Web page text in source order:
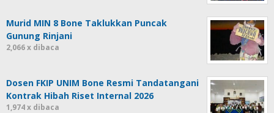
Murid MIN 8 Bone Taklukkan Puncak
Gunung Rinjani
2,066 x dibaca
Dosen FKIP UNIM Bone Resmi Tandatangani
Kontrak Hibah Riset Internal 2026
1,974 x dibaca